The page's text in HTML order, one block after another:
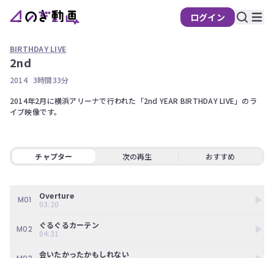
ログイン
の
動
画
BIRTHDAY LIVE
2nd
2014 3時間33分
2014年2月に横浜アリーナで行われた「2nd YEAR BIRTHDAY LIVE」のラ
イブ映像です。
チャプター 次の再生 おすすめ
M01
Overture
03:20
M02
ぐるぐるカーテン
04:31
会いたかったかもしれない